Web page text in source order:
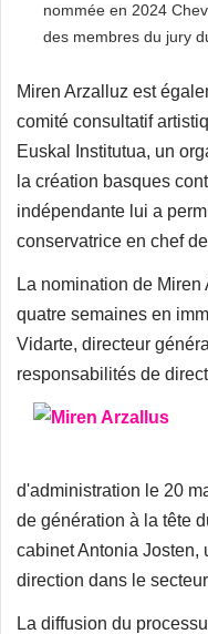
nommée en 2024
des membres du jury
Miren Arzalluz est
comité consultatif
Euskal Institutua, un
la création basques
indépendante lui a
conservatrice en chef
La nomination de
quatre semaines en
Vidarte, directeur
responsabilités de
d'administration le 20
de génération à la tête
cabinet Antonia Josten,
direction dans le
La diffusion du